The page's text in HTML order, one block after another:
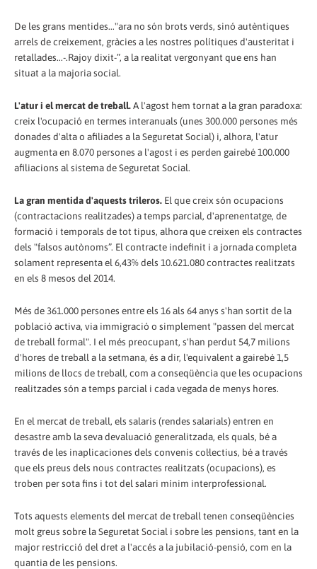
De les grans mentides..."ara no són brots verds, sinó autèntiques
arrels de creixement, gràcies a les nostres polítiques d'austeritat i
retallades...-.Rajoy dixit-”, a la realitat vergonyant que ens han
situat a la majoria social.
L'atur i el mercat de treball.A l'agost hem tornat a la gran paradoxa:
creix l'ocupació en termes interanuals (unes 300.000 persones més
donades d'alta o afiliades a la Seguretat Social) i, alhora, l'atur
augmenta en 8.070 persones a l'agost i es perden gairebé 100.000
afiliacions al sistema de Seguretat Social.
La gran mentida d'aquests trileros. El que creix són ocupacions
(contractacions realitzades) a temps parcial, d'aprenentatge, de
formació i temporals de tot tipus, alhora que creixen els contractes
dels "falsos autònoms”. El contracte indefinit i a jornada completa
solament representa el 6,43% dels 10.621.080 contractes realitzats
en els 8 mesos del 2014.
Més de 361.000 persones entre els 16 als 64 anys s'han sortit de la
població activa, via immigració o simplement "passen del mercat
de treball formal". I el més preocupant, s'han perdut 54,7 milions
d'hores de treball a la setmana, és a dir, l'equivalent a gairebé 1,5
milions de llocs de treball, com a conseqüència que les ocupacions
realitzades són a temps parcial i cada vegada de menys hores.
En el mercat de treball, els salaris (rendes salarials) entren en
desastre amb la seva devaluació generalitzada, els quals, bé a
través de les inaplicaciones dels convenis col·lectius, bé a través
que els preus dels nous contractes realitzats (ocupacions), es
troben per sota fins i tot del salari mínim interprofessional.
Tots aquests elements del mercat de treball tenen conseqüències
molt greus sobre la Seguretat Social i sobre les pensions, tant en la
major restricció del dret a l'accés a la jubilació-pensió, com en la
quantia de les pensions.